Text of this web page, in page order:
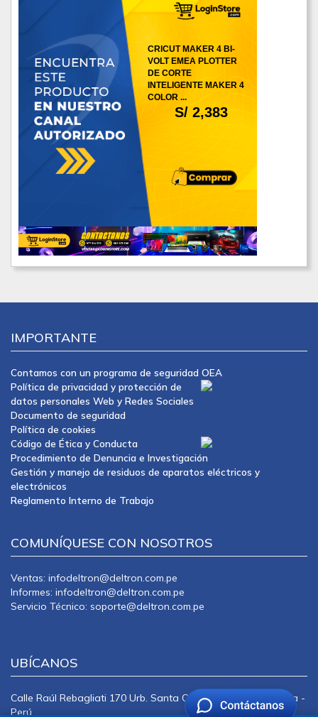
S/ 2,383
CRICUT MAKER 4 BI-
VOLT EMEA PLOTTER
DE CORTE
INTELIGENTE MAKER 4
COLOR ...
IMPORTANTE
Contamos con un programa de seguridad OEA
Política de privacidad y protección de
datos personales Web y Redes Sociales
Documento de seguridad
Política de cookies
Código de Ética y Conducta
Procedimiento de Denuncia e Investigación
Gestión y manejo de residuos de aparatos eléctricos y
electrónicos
Reglamento Interno de Trabajo
COMUNÍQUESE CON NOSOTROS
Ventas: infodeltron@deltron.com.pe
Informes: infodeltron@deltron.com.pe
Servicio Técnico: soporte@deltron.com.pe
UBÍCANOS
Calle Raúl Rebagliati 170 Urb. Santa Catalina La Victoria Lima -
Perú